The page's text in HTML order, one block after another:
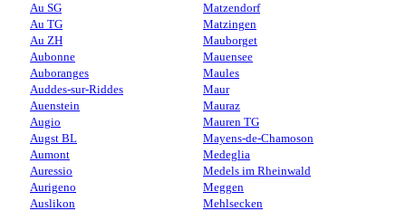
Au SG
Au TG
Au ZH
Aubonne
Auboranges
Auddes-sur-Riddes
Auenstein
Augio
Augst BL
Aumont
Auressio
Aurigeno
Auslikon
Matzendorf
Matzingen
Mauborget
Mauensee
Maules
Maur
Mauraz
Mauren TG
Mayens-de-Chamoson
Medeglia
Medels im Rheinwald
Meggen
Mehlsecken